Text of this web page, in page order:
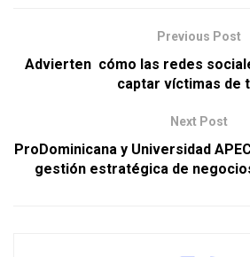
Previous Post
Advierten cómo las redes
captar víctimas de
Next Post
ProDominicana y Universidad
gestión estratégica de